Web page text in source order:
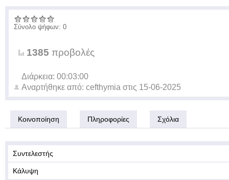
Σύνολο ψήφων: 0
1385 προβολές
Διάρκεια: 00:03:00
Αναρτήθηκε από: cefthymia στις 15-06-2025
Κοινοποίηση Πληροφορίες Σχόλια
Συντελεστής
Κάλυψη